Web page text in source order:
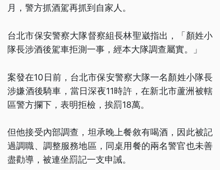
月，警方抓酒駕再抓到自家人。
台北市保安警察大隊督察組長林聖崴指出，「顏姓小
隊長涉酒後駕車拒測一事，經本大隊調查屬實。」
案發在10日前，台北市保安警察大隊一名顏姓小隊長
涉嫌酒後騎車，當日深夜11時許，在新北市蘆洲被轄
區警方攔下，表明拒檢，挨罰18萬。
但他接受內部調查，坦承晚上餐敘有喝酒，因此被記
過調職、調整服務地區，同桌用餐的兩名警官也未善
盡勸導，被連坐罰記一支申誡。